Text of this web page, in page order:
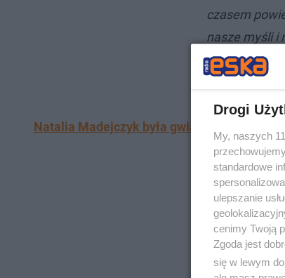
czasem
nasze myśli i
wszystkimi,
Natalia Madejczyk była gwiazdą programu
Drogi
My, naszych
standardowe
ulepszanie
cenimy Twoją
Zgoda jest
się w lewym